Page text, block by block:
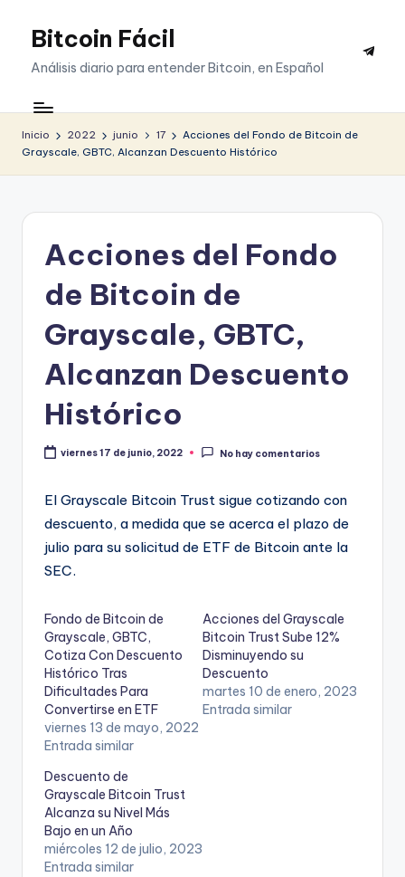
SaltarBitcoin Fácil
Análisis diario para entender Bitcoin, en Español
Inicio 2022 junio 17
Acciones del Fondo de Bitcoin de
Grayscale, GBTC, Alcanzan Descuento Histórico
Acciones del Fondo
de Bitcoin de
Grayscale, GBTC,
Alcanzan Descuento
Histórico
viernes 17 de junio, 2022 No hay comentarios
El Grayscale Bitcoin Trust sigue cotizando con
descuento, a medida que se acerca el plazo de
julio para su solicitud de ETF de Bitcoin ante la
SEC.
Fondo de Bitcoin de
Grayscale, GBTC,
Cotiza Con Descuento
Histórico Tras
Dificultades Para
Convertirse en ETF
viernes 13 de mayo, 2022
Entrada similar
Acciones del Grayscale
Bitcoin Trust Sube 12%
Disminuyendo su
Descuento
martes 10 de enero, 2023
Entrada similar
Descuento de
Grayscale Bitcoin Trust
Alcanza su Nivel Más
Bajo en un Año
miércoles 12 de julio, 2023
Entrada similar